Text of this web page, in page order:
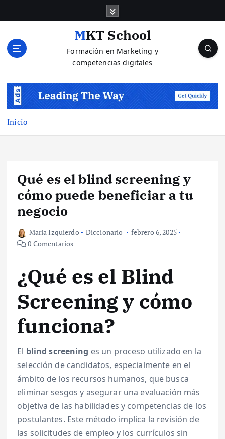
MKT School
Formación en Marketing y
competencias digitales
Inicio
Qué es el blind screening y
cómo puede beneficiar a tu
negocio
Maria Izquierdo Diccionario
febrero 6, 2025
0 Comentarios
¿Qué es el Blind
Screening y cómo
funciona?
El blind screening es un proceso utilizado en la
selección de candidatos, especialmente en el
ámbito de los recursos humanos, que busca
eliminar sesgos y asegurar una evaluación más
objetiva de las habilidades y competencias de los
postulantes. Este método implica la revisión de
las solicitudes de empleo y los currículos sin